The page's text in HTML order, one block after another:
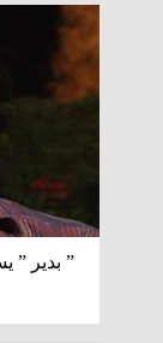
” بدير ”